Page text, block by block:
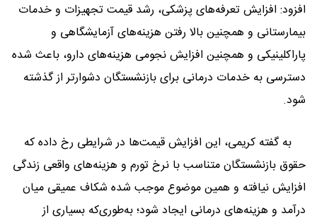
افزود: افزایش تعرفه‌های پزشکی، رشد قیمت تجهیزات و خدمات
بیمارستانی و همچنین بالا رفتن هزینه‌های آزمایشگاهی و
پاراکلینیکی و همچنین افزایش نجومی هزینه‌های دارو، باعث شده
دسترسی به خدمات درمانی برای بازنشستگان دشوارتر از گذشته
شود.
به گفته کریمی، این افزایش قیمت‌ها در شرایطی رخ داده که
حقوق بازنشستگان متناسب با نرخ تورم و هزینه‌های واقعی زندگی
افزایش نیافته و همین موضوع موجب شده شکاف عمیقی میان
درآمد و هزینه‌های درمانی ایجاد شود؛ به‌طوری‌که بسیاری از